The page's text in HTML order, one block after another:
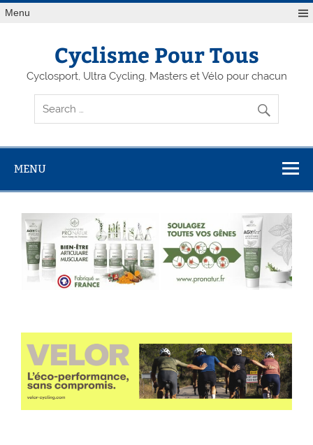
Menu
Cyclisme Pour Tous
Cyclosport, Ultra Cycling, Masters et Vélo pour chacun
MENU